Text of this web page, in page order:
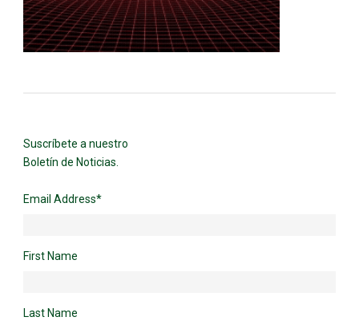
Suscríbete a nuestro
Boletín de Noticias.
Email Address*
First Name
Last Name